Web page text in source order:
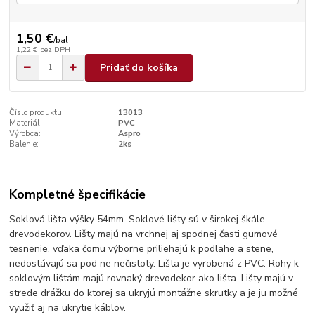
1,50 €/bal
1,22 € bez DPH
Pridať do košíka
Číslo produktu:
13013
Materiál:
PVC
Výrobca:
Aspro
Balenie:
2ks
Kompletné špecifikácie
Soklová lišta výšky 54mm. Soklové lišty sú v širokej škále
drevodekorov. Lišty majú na vrchnej aj spodnej časti gumové
tesnenie, vďaka čomu výborne priliehajú k podlahe a stene,
nedostávajú sa pod ne nečistoty. Lišta je vyrobená z PVC. Rohy k
soklovým lištám majú rovnaký drevodekor ako lišta. Lišty majú v
strede drážku do ktorej sa ukryjú montážne skrutky a je ju možné
využiť aj na ukrytie káblov.